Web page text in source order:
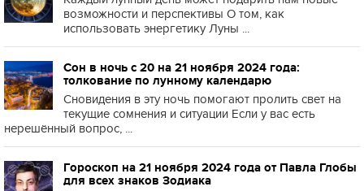
возможности и перспективы О том, как
использовать энергетику Луны ...
Сон в ночь с 20 на 21 ноября 2024 года:
толкование по лунному календарю
Сновидения в эту ночь помогают пролить свет на
текущие сомнения и ситуации Если у вас есть
нерешённый вопрос, ...
Гороскоп на 21 ноября 2024 года от Павла Глобы
для всех знаков Зодиака